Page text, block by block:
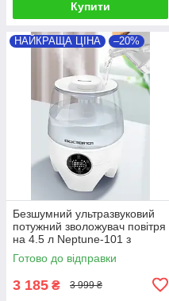
Купити
НАЙКРАЩА ЦІНА –20%
Безшумний ультразвуковий
потужний зволожувач повітря
на 4.5 л Neptune-101 з
сенсорним дисплеїв і
пультом ДУ
Готово до відправки
3 185 ₴ 3 999 ₴